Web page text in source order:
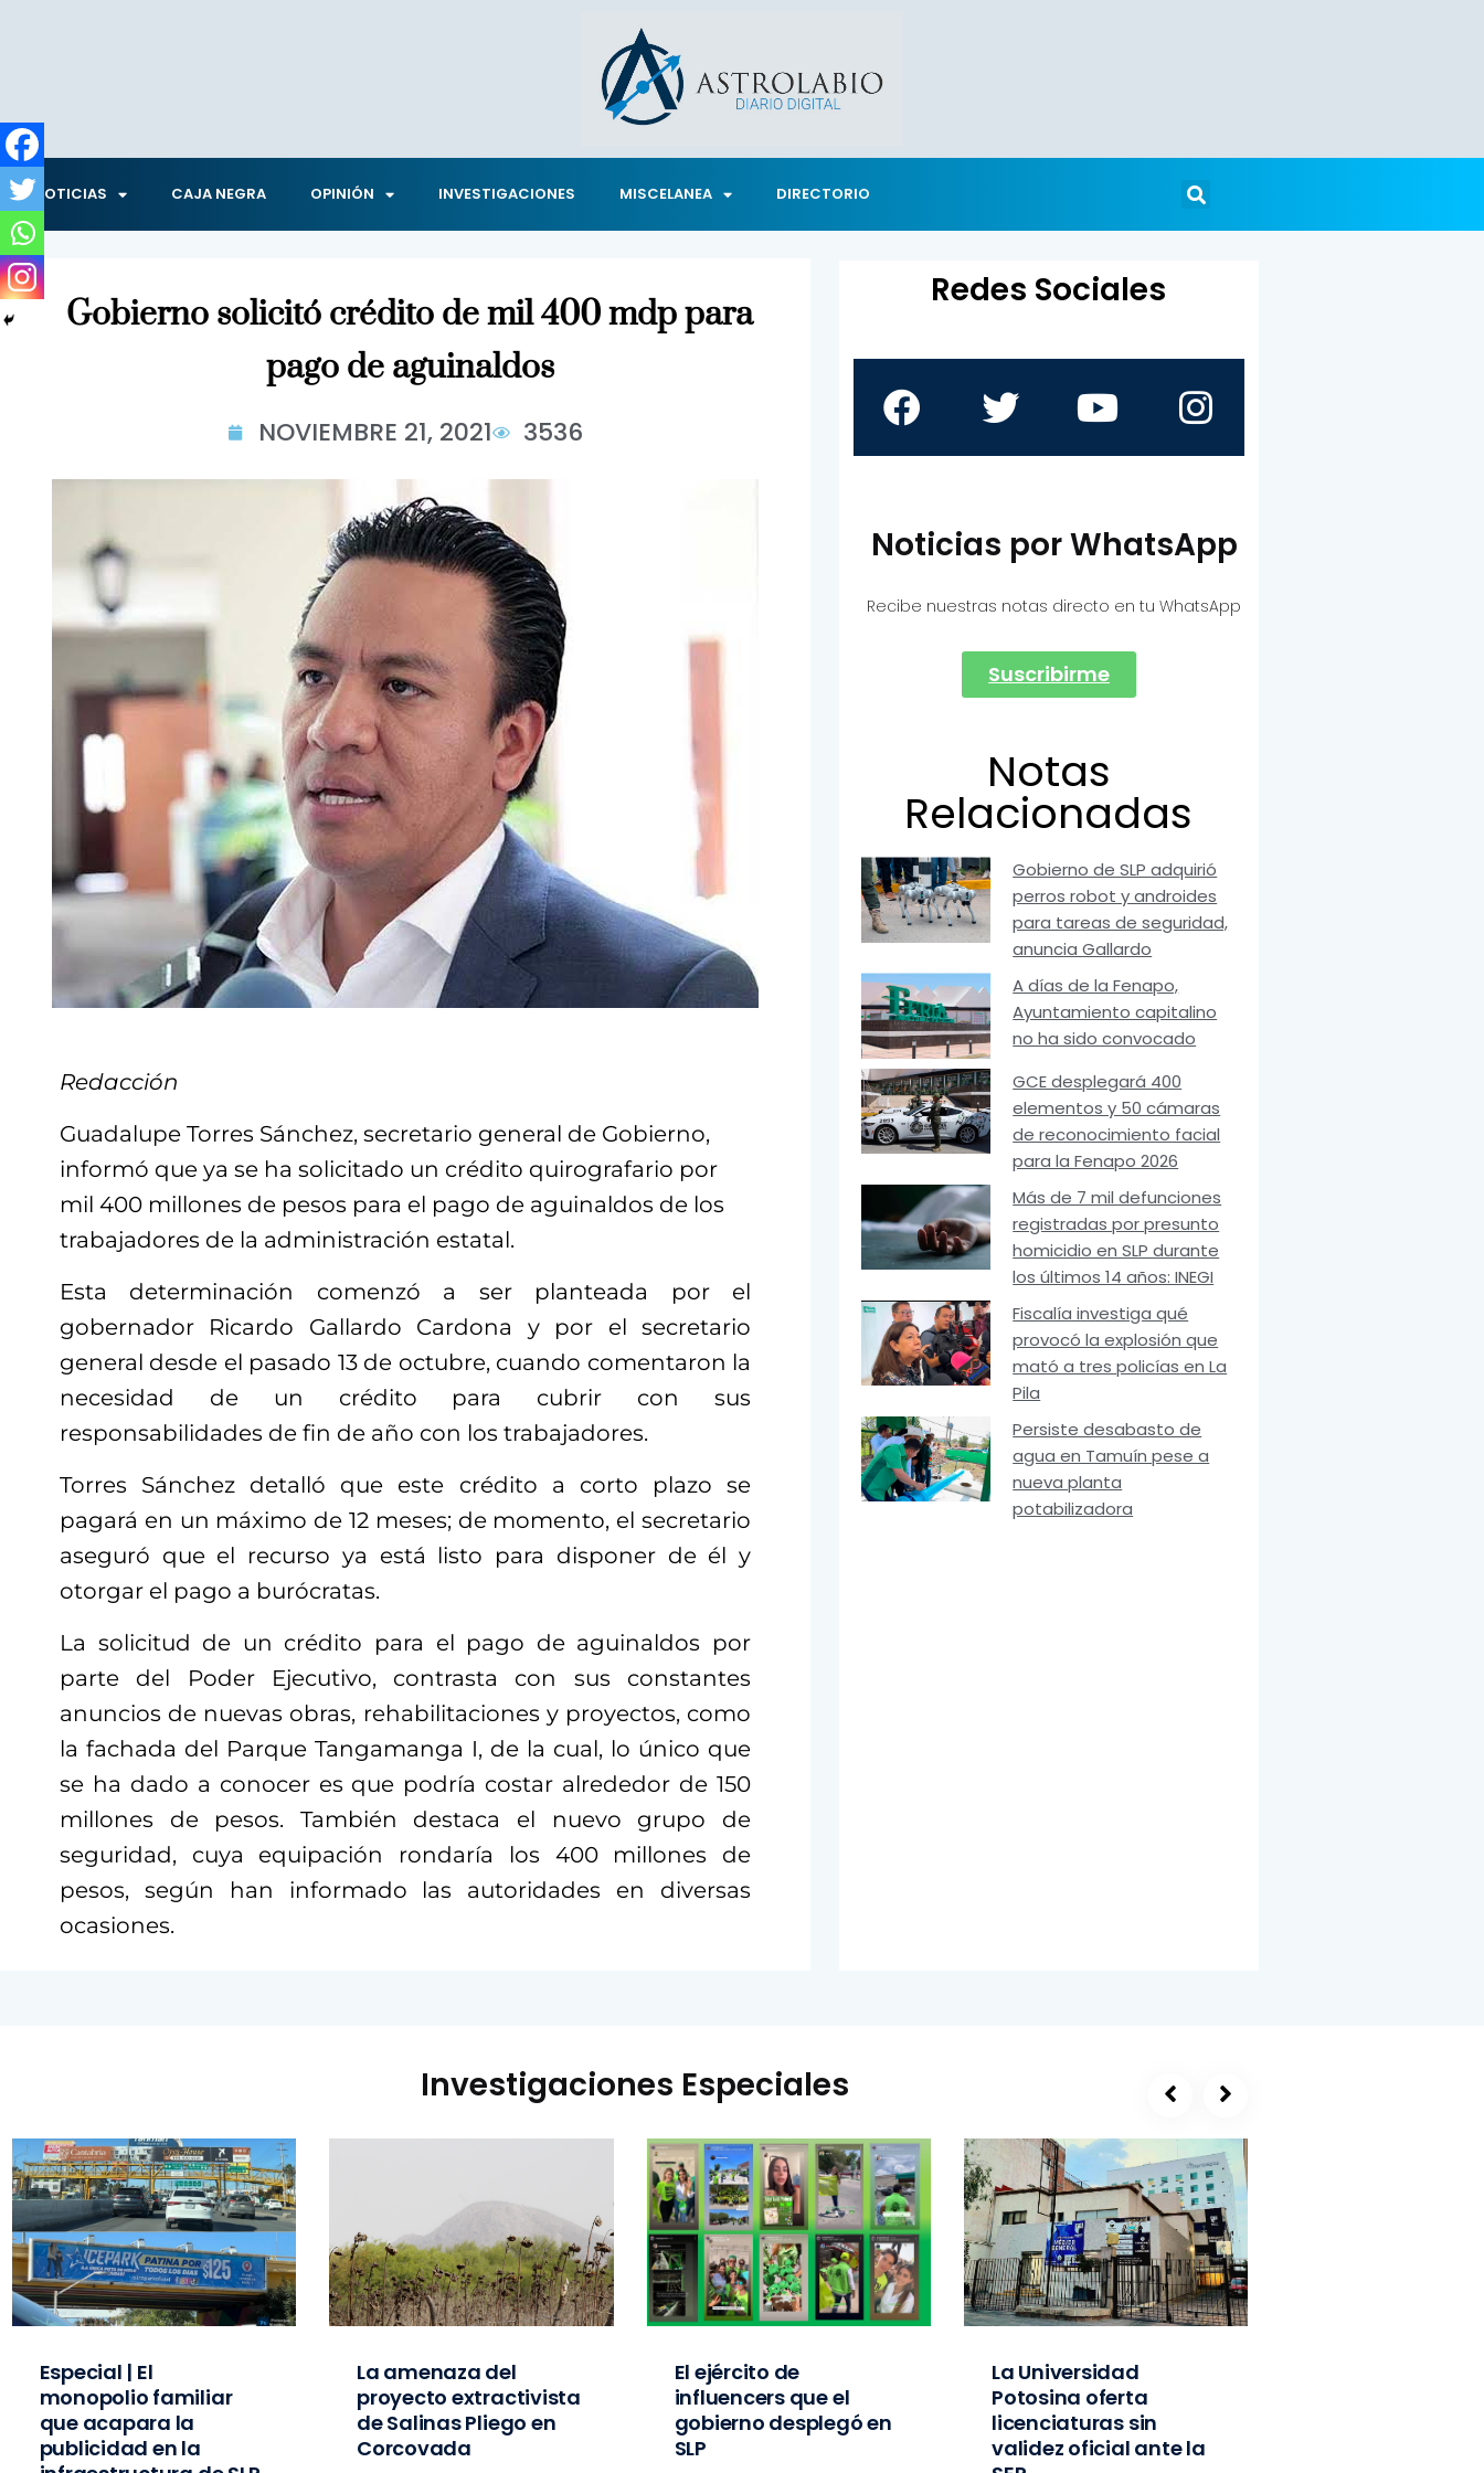
NOTICIAS CAJA NEGRA OPINIÓN INVESTIGACIONES MISCELANEA DIRECTORIO
Gobierno solicitó crédito de mil 400 mdp para
pago de aguinaldos
NOVIEMBRE 21, 2021 3536
Redacción
Guadalupe Torres Sánchez, secretario general de Gobierno,
informó que ya se ha solicitado un crédito quirografario por
mil 400 millones de pesos para el pago de aguinaldos de los
trabajadores de la administración estatal.
Esta determinación comenzó a ser planteada por el
gobernador Ricardo Gallardo Cardona y por el secretario
general desde el pasado 13 de octubre, cuando comentaron la
necesidad de un crédito para cubrir con sus
responsabilidades de fin de año con los trabajadores.
Torres Sánchez detalló que este crédito a corto plazo se
pagará en un máximo de 12 meses; de momento, el secretario
aseguró que el recurso ya está listo para disponer de él y
otorgar el pago a burócratas.
La solicitud de un crédito para el pago de aguinaldos por
parte del Poder Ejecutivo, contrasta con sus constantes
anuncios de nuevas obras, rehabilitaciones y proyectos, como
la fachada del Parque Tangamanga I, de la cual, lo único que
se ha dado a conocer es que podría costar alrededor de 150
millones de pesos. También destaca el nuevo grupo de
seguridad, cuya equipación rondaría los 400 millones de
pesos, según han informado las autoridades en diversas
ocasiones.
Redes Sociales
Noticias por WhatsApp
Recibe nuestras notas directo en tu WhatsApp
Suscribirme
Notas
Relacionadas
Gobierno de SLP adquirió
perros robot y androides
para tareas de seguridad,
anuncia Gallardo
A días de la Fenapo,
Ayuntamiento capitalino
no ha sido convocado
GCE desplegará 400
elementos y 50 cámaras
de reconocimiento facial
para la Fenapo 2026
Más de 7 mil defunciones
registradas por presunto
homicidio en SLP durante
los últimos 14 años: INEGI
Fiscalía investiga qué
provocó la explosión que
mató a tres policías en La
Pila
Persiste desabasto de
agua en Tamuín pese a
nueva planta
potabilizadora
Investigaciones Especiales
Especial | El
monopolio familiar
que acapara la
publicidad en la
La amenaza del
proyecto extractivista
de Salinas Pliego en
Corcovada
El ejército de
influencers que el
gobierno desplegó en
SLP
La Universidad
Potosina oferta
licenciaturas sin
validez oficial ante la